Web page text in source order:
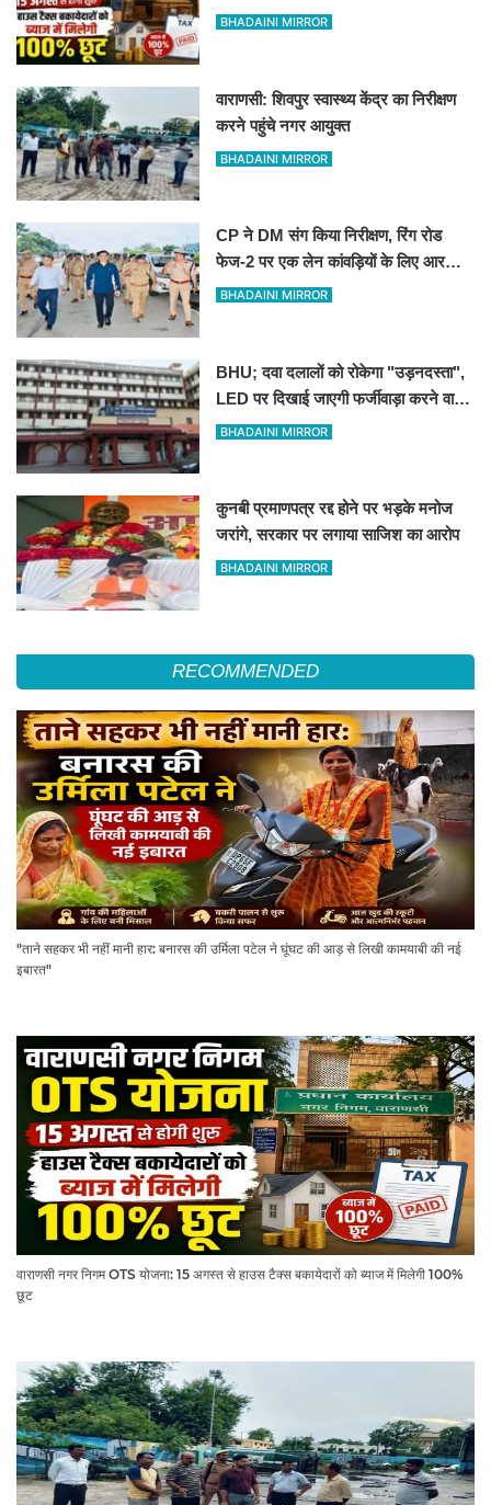
मिलेगी 100% छूट
BHADAINI MIRROR
वाराणसी: शिवपुर स्वास्थ्य केंद्र का निरीक्षण
करने पहुंचे नगर आयुक्त
BHADAINI MIRROR
CP ने DM संग किया निरीक्षण, रिंग रोड
फेज-2 पर एक लेन कांवड़ियों के लिए आरक्षित
रखने के निर्देश
BHADAINI MIRROR
BHU; दवा दलालों को रोकेगा "उड़नदस्ता",
LED पर दिखाई जाएगी फर्जीवाड़ा करने वालों
की तस्वीर
BHADAINI MIRROR
कुनबी प्रमाणपत्र रद्द होने पर भड़के मनोज
जरांगे, सरकार पर लगाया साजिश का आरोप
BHADAINI MIRROR
RECOMMENDED
"ताने सहकर भी नहीं मानी हार: बनारस की उर्मिला पटेल ने घूंघट की आड़ से लिखी कामयाबी की नई
इबारत"
वाराणसी नगर निगम OTS योजना: 15 अगस्त से हाउस टैक्स बकायेदारों को ब्याज में मिलेगी 100%
छूट